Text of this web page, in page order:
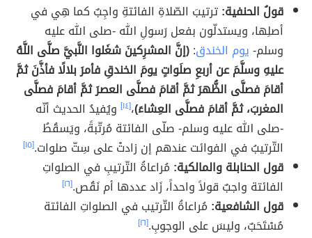
قولُ الحنفية:ترتيبَ الصّلاةِ الفائتةِ واجِبٌ كما هِي في
أصلِها، ويستدلّون بفعل رَسولِ الله -صلى الله عليه
وسلم-يوم الخندق:(إنَّ المشرِكينَ شغَلوا النَّبيَّ صلَّى اللَّهُ
عليهِ وسلَّمَ عن أربعِ صلَواتٍ يومَ الخندقِ فأمرَ بلالًا فأذَّنَ ثمَّ
أقامَ فصلَّى الظُّهرَ ثمَّ أقامَ فصلَّى العصرَ ثمَّ أقامَ فصلَّى
المغربَ، ثمَّ أقامَ فصلَّى العِشاءَ)،[١٤] ويُفيدُ الحديث أنّه
-صلى الله عليه وسلم- صلّى الفائتة مُرتّبةً، ويَسقُطُ
التّرتيبُ في الفوائت عندهم إن زادتْ على سِتّ صلوات.[١٥]
قول الحنابلة والمالكية: مُراعاةُ التّرتيبِ في الصلواتِ
الفائتة واجبٌ قولاً واحداً، زَاد عددها أم نَقُص.[١٦]
قول الشافعية: مُراعاةُ التّرتيب في الصلواتِ الفائتة
مُسْتَحَبٌ، وليسَ على الوجوبِ.[١٦]